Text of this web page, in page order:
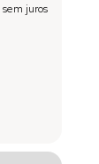
sem juros